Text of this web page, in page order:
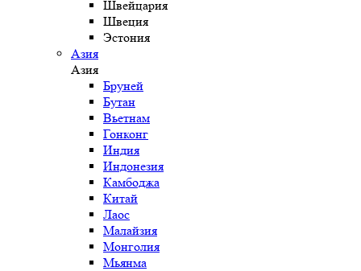
Швейцария
Швеция
Эстония
Азия
Азия
Бруней
Бутан
Вьетнам
Гонконг
Индия
Индонезия
Камбоджа
Китай
Лаос
Малайзия
Монголия
Мьянма